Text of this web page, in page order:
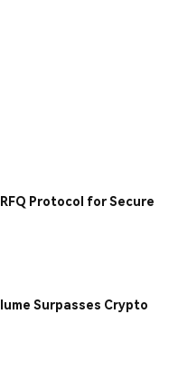
Protocol for Secure
Surpasses Crypto